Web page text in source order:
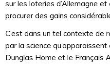
sur les loteries d’Allemagne
procurer des gains
C’est dans un tel contexte de
par la science
Dunglas Home et le Français